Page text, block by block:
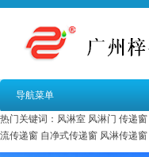
导航菜单
热门关键词： 风淋室 风淋门 传递窗
流传递窗 自净式传递窗 风淋传递窗